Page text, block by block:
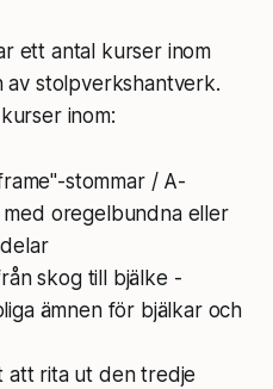
ett antal kurser inom
av stolpverkshantverk.
inom:
stommar / A-
oregelbundna eller
skog till bjälke -
ämnen för bjälkar och
att rita ut den tredje